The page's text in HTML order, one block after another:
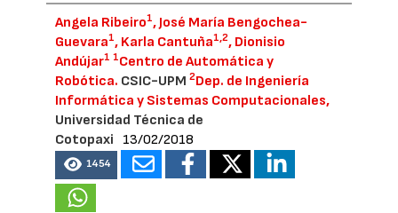
Angela Ribeiro1, José María Bengochea-
Guevara1, Karla Cantuña1,2, Dionisio
Andújar1 1Centro de Automática y
Robótica. CSIC-UPM 2Dep. de Ingeniería
Informática y Sistemas Computacionales,
Universidad Técnica de
Cotopaxi
13/02/2018
1454